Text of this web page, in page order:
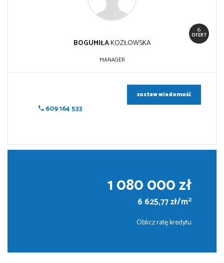
6
OFERT
BOGUMIŁAKOZŁOWSKA
MANAGER
609 164 533
zostaw wiadomość
1 080 000 zł
6 625,77 zł/m2
Oblicz ratę kredytu